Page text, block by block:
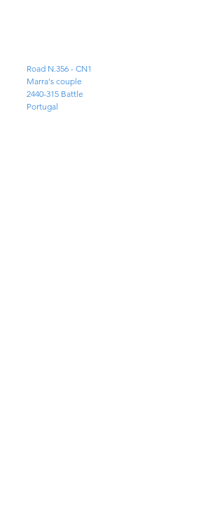
Road N.356 - CN1
Marra's couple
2440-315 Battle
Portugal